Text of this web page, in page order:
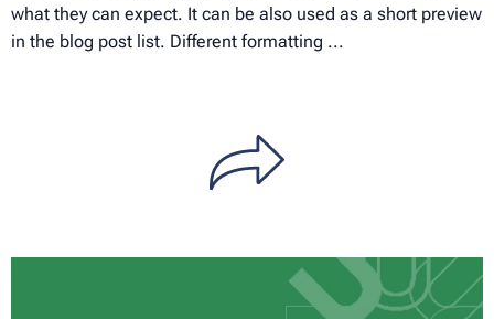
what they can expect. It can be also used as a short preview
in the blog post list. Different formatting ...